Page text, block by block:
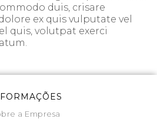
duis, crisare
ex quis vulputate vel
quis, volutpat exerci
a Empresa